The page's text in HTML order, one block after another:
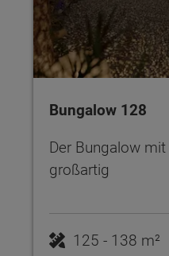
Bungalow 128
Der Bungalow
großartig
125 - 138 m²